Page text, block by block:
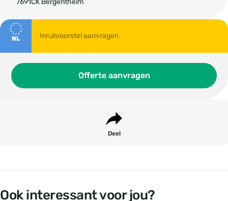
NL
Offerte aanvragen
Deel
Ook interessant voor jou?